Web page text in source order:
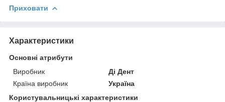
Приховати
Характеристики
Основні атрибути
Виробник
Ді Дент
Країна виробник
Україна
Користувальницькі характеристики